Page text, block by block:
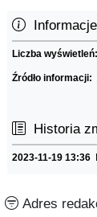
Informacje
Liczba wyświetleń:
Źródło informacji:
Historia
2023-11-19 13:36
Adres